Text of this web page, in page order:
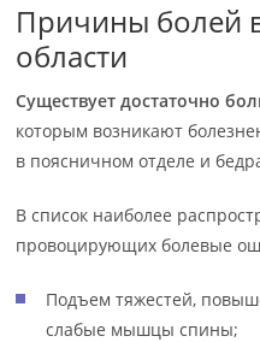
Причины болей
области
Существует достаточно
которым возникают
в поясничном отделе и
В список наиболее
провоцирующих болевые
Подъем тяжестей,
слабые мышцы спины;